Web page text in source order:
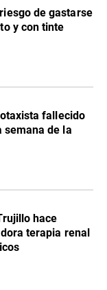
de gastarse
y con tinte
fallecido
semana de la
hace
terapia renal